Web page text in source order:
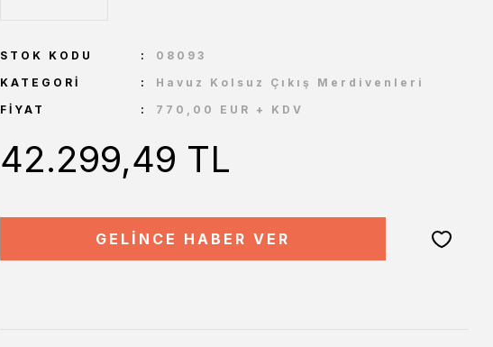
STOK KODU
08093
KATEGORI
Havuz Kolsuz Çıkış Merdivenleri
FIYAT
770,00 EUR + KDV
42.299,49 TL
GELİNCE HABER VER